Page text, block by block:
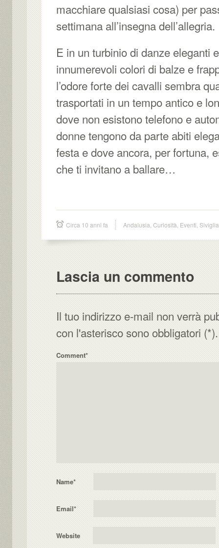
macchiare qualsiasi cosa) per
settimana all’insegna dell’allegria.
E in un turbinio di danze eleganti
innumerevoli colori di balze e
l’odore forte dei cavalli sembra
trasportati in un tempo antico e
dove non esistono telefono e
donne tengono da parte abiti
festa e dove ancora, per fortuna,
che ti invitano a ballare…
Circa 10 anni fa Andalusia Curiosità Eventi Siviglia
Lascia un commento
Il tuo indirizzo e-mail non verrà
con l'asterisco sono obbligatori (*).
Comment*
Name*
Email*
Website